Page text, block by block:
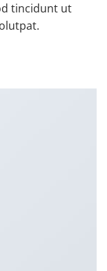
tincidunt ut